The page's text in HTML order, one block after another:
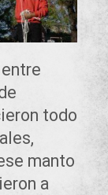
todo
manto
a